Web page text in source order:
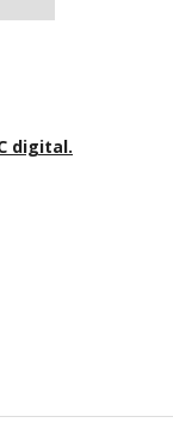
digital.